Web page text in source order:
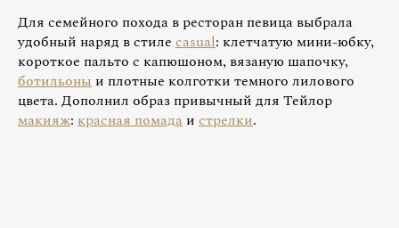
Для семейного похода в ресторан певица выбрала
удобный наряд в стиле casual: клетчатую мини-юбку,
короткое пальто с капюшоном, вязаную шапочку,
ботильоны и плотные колготки темного лилового
цвета. Дополнил образ привычный для Тейлор
макияж: красная помада и стрелки.